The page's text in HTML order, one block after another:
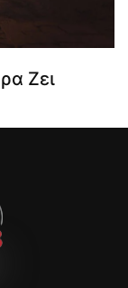
Ζει